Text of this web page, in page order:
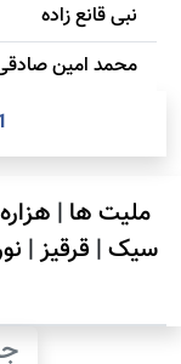
نبی قانع زاده
محمد امين
ملیت ها | هزاره
سیک| قرقیز|